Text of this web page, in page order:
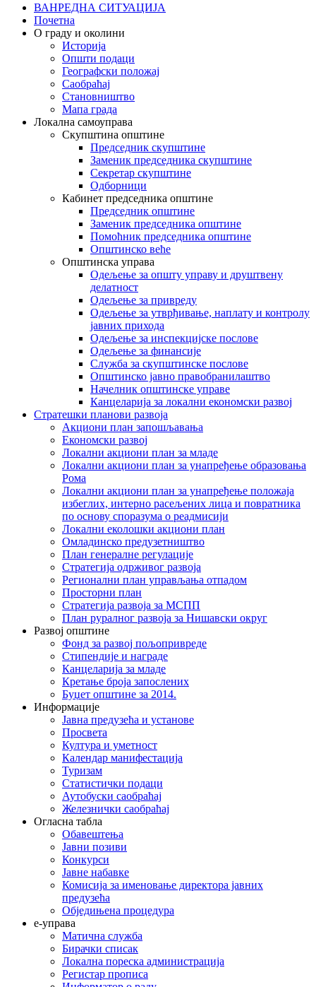
ВАНРЕДНА СИТУАЦИЈА
Почетна
О граду и околини
Историја
Општи подаци
Географски положај
Саобраћај
Становништво
Мапа града
Локална самоуправа
Скупштина општине
Председник скупштине
Заменик председника скупштине
Секретар скупштине
Одборници
Кабинет председника општине
Председник општине
Заменик председника општине
Помоћник председника општине
Општинско веће
Општинска управа
Одељење за општу управу и друштвену
делатност
Одељење за привреду
Одељење за утврђивање, наплату и контролу
јавних прихода
Одељење за инспекцијске послове
Одељење за финансије
Служба за скупштинске послове
Општинско јавно правобранилаштво
Начелник општинске управе
Канцеларија за локални економски развој
Стратешки планови развоја
Акциони план запошљавања
Економски развој
Локални акциони план за младе
Локални акциони план за унапређење образовања
Рома
Локални акциони план за унапређење положаја
избеглих, интерно расељених лица и повратника
по основу споразума о реадмисији
Локални еколошки акциони план
Омладинско предузетништво
План генералне регулације
Стратегија одрживог развоја
Регионални план управљања отпадом
Просторни план
Стратегија развоја за МСПП
План руралног развоја за Нишавски округ
Развој општине
Фонд за развој пољопривреде
Стипендије и награде
Канцеларија за младе
Кретање броја запослених
Буџет општине за 2014.
Информације
Јавна предузећа и установе
Просвета
Култура и уметност
Календар манифестација
Туризам
Статистички подаци
Аутобуски саобраћај
Железнички саобраћај
Огласна табла
Обавештења
Јавни позиви
Конкурси
Јавне набавке
Комисија за именовање директора јавних
предузећа
Обједињена процедура
е-управа
Матична служба
Бирачки списак
Локална пореска администрација
Регистар прописа